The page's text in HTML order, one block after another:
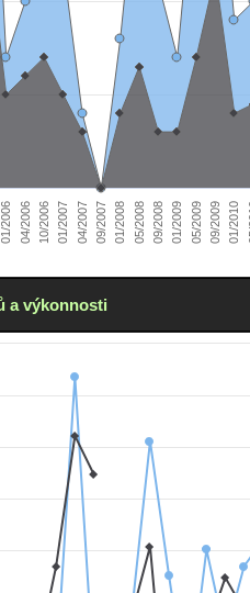
01/2006 04/2006 10/2006 01/2007 04/2007 09/2007 01/2008 05/2008 09/2008 01/2009 05/2009 09/2009 01/2010
a výkonnosti